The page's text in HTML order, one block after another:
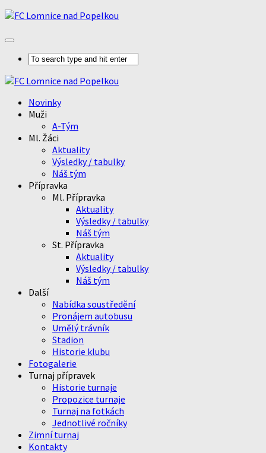
Novinky
Muži
A-Tým
Ml. Žáci
Aktuality
Výsledky / tabulky
Náš tým
Přípravka
Ml. Přípravka
Aktuality
Výsledky / tabulky
Náš tým
St. Přípravka
Aktuality
Výsledky / tabulky
Náš tým
Další
Nabídka soustředění
Pronájem autobusu
Umělý trávník
Stadion
Historie klubu
Fotogalerie
Turnaj přípravek
Historie turnaje
Propozice turnaje
Turnaj na fotkách
Jednotlivé ročníky
Zimní turnaj
Kontakty